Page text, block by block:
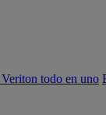
todo en uno